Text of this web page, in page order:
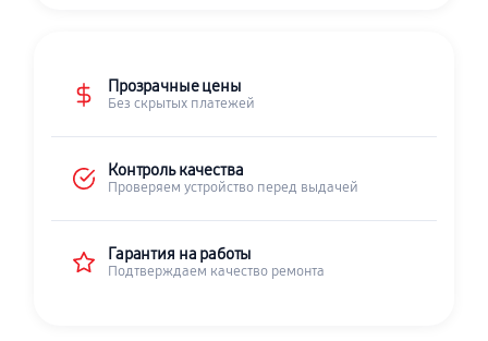
Прозрачные цены
Без скрытых платежей
Контроль качества
Проверяем устройство перед выдачей
Гарантия на работы
Подтверждаем качество ремонта